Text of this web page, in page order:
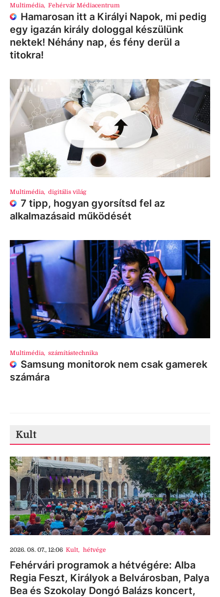
Multimédia, Fehérvár Médiacentrum
Hamarosan itt a Királyi Napok, mi pedig
egy igazán király dologgal készülünk
nektek! Néhány nap, és fény derül a
titokra!
Multimédia, digitális világ
7 tipp, hogyan gyorsítsd fel az
alkalmazásaid működését
Multimédia, számítástechnika
Samsung monitorok nem csak gamerek
számára
Kult
2026. 08. 07., 12:06 Kult, hétvége
Fehérvári programok a hétvégére: Alba
Regia Feszt, Királyok a Belvárosban, Palya
Bea és Szokolay Dongó Balázs koncert,